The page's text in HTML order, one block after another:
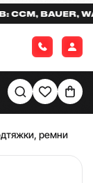
BAUER,
ремни